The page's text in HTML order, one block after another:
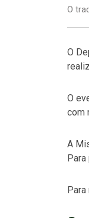
O
O
O
com
A
Para